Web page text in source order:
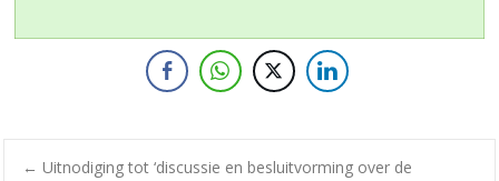
← Uitnodiging tot ‘discussie en besluitvorming over de